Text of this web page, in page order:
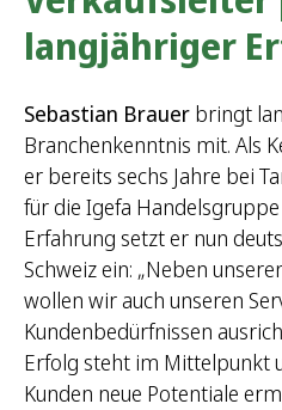
langjähriger
Sebastian Brauer bringt
Branchenkenntnis mit. Als
er bereits sechs Jahre bei
für die Igefa
Erfahrung setzt er nun
Schweiz ein: „Neben
wollen wir auch unseren
Kundenbedürfnissen
Erfolg steht im Mittelpunkt
Kunden neue Potentiale